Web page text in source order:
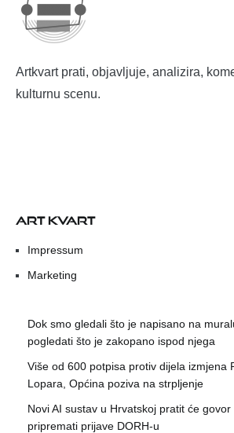
Artkvart prati, objavljuje, analizira,
kulturnu scenu.
ART KVART
Impressum
Marketing
Dok smo gledali što je napisano na
pogledati što je zakopano ispod njega
Više od 600 potpisa protiv dijela izmjena
Lopara, Općina poziva na strpljenje
Novi AI sustav u Hrvatskoj pratit će
pripremati prijave DORH-u